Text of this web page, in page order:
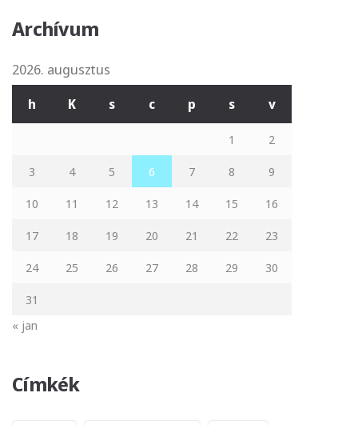
Archívum
2026. augusztus
h K s c p s v
1
2
3
4 5 6 7 8
9
10
11 12 13 14 15
16
17
18 19 20 21 22
23
24
25 26 27 28 29
30
31
« jan
Címkék